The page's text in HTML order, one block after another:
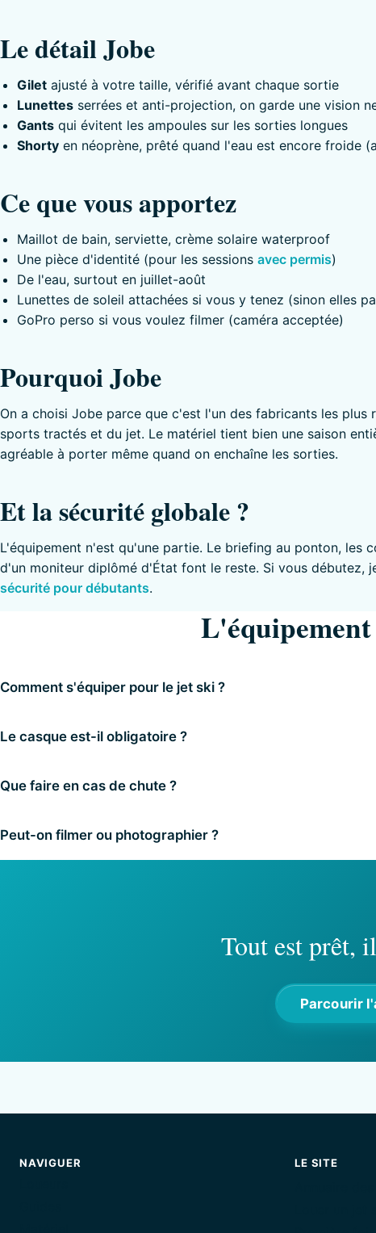
Le détail Jobe
Giletajusté à votre taille, vérifié avant chaque sortie
Lunettesserrées et anti-projection, on garde une vision
Gantsqui évitent les ampoules sur les sorties longues
Shortyen néoprène, prêté quand l'eau est encore froide
Ce que vous apportez
Maillot de bain, serviette, crème solaire waterproof
Une pièce d'identité (pour les sessions avec permis)
De l'eau, surtout en juillet-août
Lunettes de soleil attachées si vous y tenez (sinon elles
GoPro perso si vous voulez filmer (caméra acceptée)
Pourquoi Jobe
On a choisi Jobe parce que c'est l'un des fabricants les plus
sports tractés et du jet. Le matériel tient bien une saison
agréable à porter même quand on enchaîne les sorties.
Et la sécurité globale ?
L'équipement n'est qu'une partie. Le briefing au ponton, les
d'un moniteur diplômé d'État font le reste. Si vous débutez,
sécurité pour débutants.
Comment s'équiper pour le jet ski ?
Le casque est-il obligatoire ?
Que faire en cas de chute ?
Peut-on filmer ou photographier ?
Tout est prêt,
Parcourir
NAVIGUER LE SITE